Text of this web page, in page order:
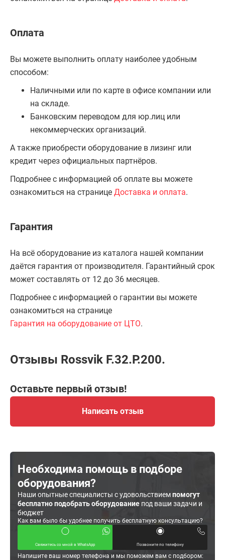
Оплата
Вы можете выполнить оплату наиболее удобным
способом:
Наличными или по карте в офисе компании или
на складе.
Банковским переводом для юр.лиц или
некоммерческих организаций.
А также приобрести оборудование в лизинг или
кредит через официальных партнёров.
Подробнее с информацией об оплате вы можете
ознакомиться на странице Доставка и оплата.
Гарантия
На всё оборудование из каталога нашей компании
даётся гарантия от производителя. Гарантийный срок
может составлять от 12 до 36 месяцев.
Подробнее с информацией о гарантии вы можете
ознакомиться на странице
Гарантия на оборудование от ЦТО.
Отзывы Rossvik F.32.P.200.
Оставьте первый отзыв!
Написать отзыв
Необходима помощь в подборе
оборудования?
Наши опытные специалисты с удовольствиемпомогут
бесплатно подобрать оборудование под ваши задачи и
бюджет
Как вам было бы удобнее получить бесплатную консультацию?
Свяжитесь со мной в WhatsApp Позвоните по телефону
Напишите ваш номер телефона и мы поможем вам с подбором: